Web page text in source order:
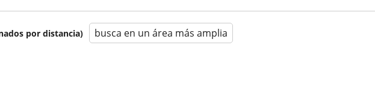
por distancia) busca en un área más amplia